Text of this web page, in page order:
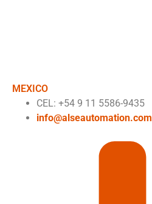
MEXICO
CEL: +54 9 11 5586-9435
info@alseautomation.com